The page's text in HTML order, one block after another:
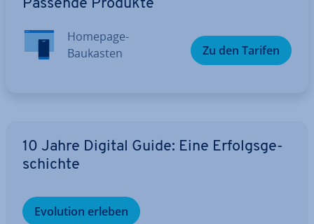
Passende Produkte
Homepage-
Baukasten
Zu den Tarifen
10 Jahre Digital Guide: Eine Er­folgs­ge­
schich­te
Evolution erleben